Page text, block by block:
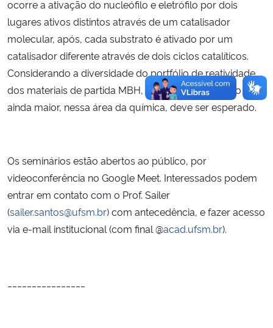
ocorre a ativação do nucleófilo e eletrófilo por dois
lugares ativos distintos através de um catalisador
molecular, após, cada substrato é ativado por um
catalisador diferente através de dois ciclos catalíticos.
Considerando a diversidade do portfólio de reatividade
dos materiais de partida MBH, um desenvolvimento
ainda maior, nessa área da química, deve ser esperado.
Os seminários estão abertos ao público, por
videoconferência no Google Meet. Interessados podem
entrar em contato com o Prof. Sailer
(sailer.santos@ufsm.br) com antecedência, e fazer acesso
via e-mail institucional (com final @acad.ufsm.br).